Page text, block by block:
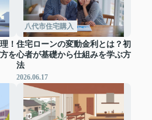
！
を
八代市住宅購入
住宅ローンの変動金利とは？初
心者が基礎から仕組みを学ぶ方
法
2026.06.17